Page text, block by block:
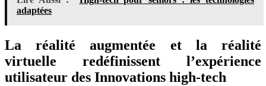
adaptées
La réalité augmentée et la réalité
virtuelle redéfinissent l’expérience
utilisateur des Innovations high-tech